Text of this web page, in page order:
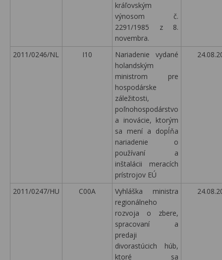
kráľovským
výnosom č.
2291/1985 z 8.
novembra.
2011/0246/NL I10
Nariadenie vydané
holandským
ministrom pre
hospodárske
záležitosti,
poľnohospodárstvo
a inovácie, ktorým
sa mení a dopĺňa
nariadenie o
používaní a
inštalácii meracích
prístrojov EÚ
2011/0247/HU C00A
Vyhláška ministra
regionálneho
rozvoja o zbere,
spracovaní a
predaji
divorastúcich húb,
ktoré sa